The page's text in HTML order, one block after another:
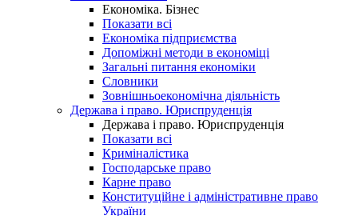
Економіка. Бізнес
Показати всі
Економіка підприємства
Допоміжні методи в економіці
Загальні питання економіки
Словники
Зовнішньоекономічна діяльність
Держава і право. Юриспруденція
Держава і право. Юриспруденція
Показати всі
Криміналістика
Господарське право
Карне право
Конституційне і адміністративне право
України